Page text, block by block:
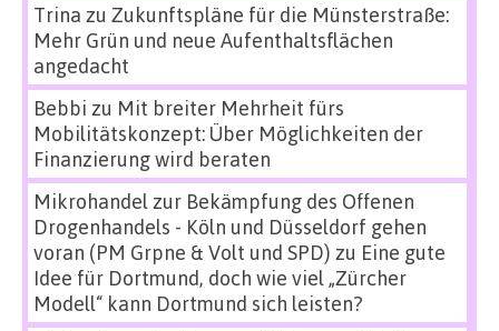
Trina zu Zukunftspläne für die Münsterstraße:
Mehr Grün und neue Aufenthaltsflächen
angedacht
Bebbi zu Mit breiter Mehrheit fürs
Mobilitätskonzept: Über Möglichkeiten der
Finanzierung wird beraten
Mikrohandel zur Bekämpfung des Offenen
Drogenhandels - Köln und Düsseldorf gehen
voran (PM Grpne & Volt und SPD) zu Eine gute
Idee für Dortmund, doch wie viel „Zürcher
Modell“ kann Dortmund sich leisten?